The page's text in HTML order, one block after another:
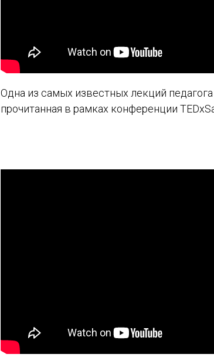
Одна из самых известных лекций
прочитанная в рамках конференции